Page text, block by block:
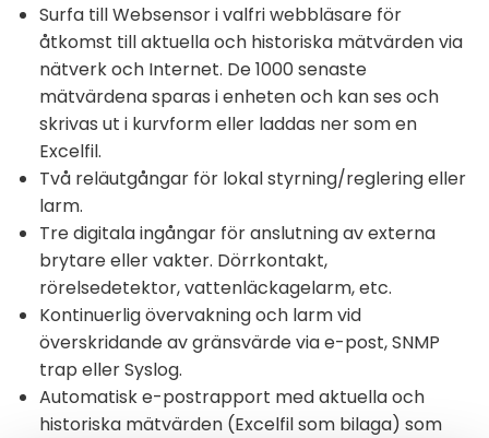
Surfa till Websensor i valfri webbläsare för
åtkomst till aktuella och historiska mätvärden via
nätverk och Internet. De 1000 senaste
mätvärdena sparas i enheten och kan ses och
skrivas ut i kurvform eller laddas ner som en
Excelfil.
Två reläutgångar för lokal styrning/reglering eller
larm.
Tre digitala ingångar för anslutning av externa
brytare eller vakter. Dörrkontakt,
rörelsedetektor, vattenläckagelarm, etc.
Kontinuerlig övervakning och larm vid
överskridande av gränsvärde via e-post, SNMP
trap eller Syslog.
Automatisk e-postrapport med aktuella och
historiska mätvärden (Excelfil som bilaga) som